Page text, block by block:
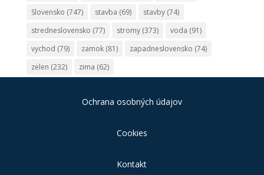
Slovensko (747) stavba (69) stavby(74)
stredneslovensko (77) stromy(373) voda (91)
vychod (79) zamok(81) zapadneslovensko (74)
zelen (232) zima (62)
Ochrana osobných údajov
Cookies
Kontakt